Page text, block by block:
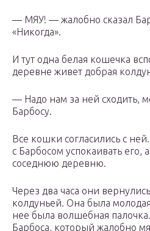
— МЯУ! — жалобно сказал
«Никогда».
И тут одна белая кошечка
деревне живет добрая
— Надо нам за ней сходить,
Барбосу.
Все кошки согласились с
с Барбосом успокаивать его,
соседнюю деревню.
Через два часа они
колдуньей. Она была
нее была волшебная
Барбоса, который жалобно